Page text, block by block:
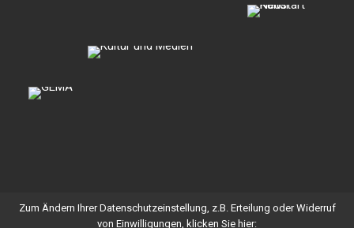
© 2026 Stellwerk Hamburg. All rights reserved
Zum Ändern Ihrer Datenschutzeinstellung, z.B. Erteilung oder Widerruf
von Einwilligungen, klicken Sie hier: